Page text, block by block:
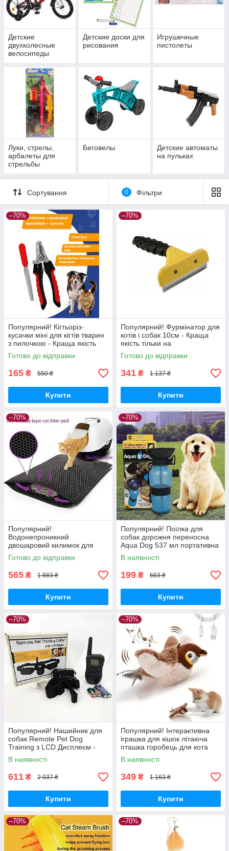
Детские
двухколесные
велосипеды
Детские доски для
рисования
Игрушечные
пистолеты
Луки, стрелы,
арбалеты для
стрельбы
Беговелы
Детские автоматы
на пульках
Сортування 0 Фільтри
–70%
Популярний! Кігтьоріз-
кусачки міні для кігтів тварин
з пилочкою - Краща якість
тільки на Nukleon.com.ua
Готово до відправки
165 ₴ 550 ₴
Купити
–70%
Популярний! Фурмінатор для
котів і собак 10см - Краща
якість тільки на
Nukleon.com.ua
Готово до відправки
341 ₴ 1 137 ₴
Купити
–70%
Популярний!
Водонепроникний
двошаровий килимок для
котячого туалету 45х60см -
Краща якість тільки на
Nukleon.com.ua
Готово до відправки
565 ₴ 1 883 ₴
Купити
–70%
Популярний! Поїлка для
собак дорожня переносна
Aqua Dog 537 мл портативна
пляшка для великих та
дрібних собак FS-97 - Краща
якість
В наявності
199 ₴ 663 ₴
Купити
–70%
Популярний! Нашийник для
собак Remote Pet Dog
Training з LCD Дисплеєм -
Краща якість тільки на
Nukleon.com.ua
В наявності
611 ₴ 2 037 ₴
Купити
–70%
Популярний! Інтерактивна
іграшка для кішок літаюча
пташка горобець для кота
птах махає крилами - Краща
якість тільки на
В наявності
349 ₴ 1 163 ₴
Купити
–70% –70%